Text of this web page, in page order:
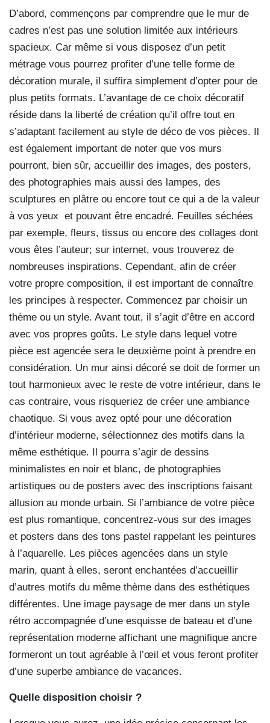
D’abord, commençons par comprendre que le mur de
cadres n’est pas une solution limitée aux intérieurs
spacieux. Car même si vous disposez d’un petit
métrage vous pourrez profiter d’une telle forme de
décoration murale, il suffira simplement d’opter pour de
plus petits formats. L’avantage de ce choix décoratif
réside dans la liberté de création qu’il offre tout en
s’adaptant facilement au style de déco de vos pièces. Il
est également important de noter que vos murs
pourront, bien sûr, accueillir des images, des posters,
des photographies mais aussi des lampes, des
sculptures en plâtre ou encore tout ce qui a de la valeur
à vos yeux et pouvant être encadré. Feuilles séchées
par exemple, fleurs, tissus ou encore des collages dont
vous êtes l’auteur; sur internet, vous trouverez de
nombreuses inspirations. Cependant, afin de créer
votre propre composition, il est important de connaître
les principes à respecter. Commencez par choisir un
thème ou un style. Avant tout, il s’agit d’être en accord
avec vos propres goûts. Le style dans lequel votre
pièce est agencée sera le deuxième point à prendre en
considération. Un mur ainsi décoré se doit de former un
tout harmonieux avec le reste de votre intérieur, dans le
cas contraire, vous risqueriez de créer une ambiance
chaotique. Si vous avez opté pour une décoration
d’intérieur moderne, sélectionnez des motifs dans la
même esthétique. Il pourra s’agir de dessins
minimalistes en noir et blanc, de photographies
artistiques ou de posters avec des inscriptions faisant
allusion au monde urbain. Si l’ambiance de votre pièce
est plus romantique, concentrez-vous sur des images
et posters dans des tons pastel rappelant les peintures
à l’aquarelle. Les pièces agencées dans un style
marin, quant à elles, seront enchantées d’accueillir
d’autres motifs du même thème dans des esthétiques
différentes. Une image paysage de mer dans un style
rétro accompagnée d’une esquisse de bateau et d’une
représentation moderne affichant une magnifique ancre
formeront un tout agréable à l’œil et vous feront profiter
d’une superbe ambiance de vacances.
Quelle disposition choisir ?